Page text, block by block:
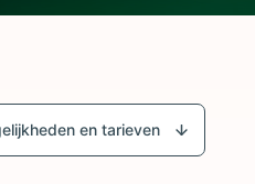
en tarieven